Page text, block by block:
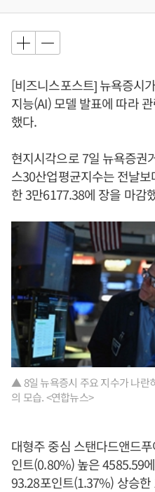
[비즈니스포스트] 뉴욕증시
지능(AI) 모델 발표에 따라
했다.
현지시각으로 7일 뉴욕증권
스30산업평균지수는 전날
한 3만6177.38에 장을 마감
▲ 8일 뉴욕증시 주요 지수가 나란
의 모습. <연합뉴스>
대형주 중심 스탠다드앤드
인트(0.80%) 높은 4585.59
93.28포인트(1.37%) 상승